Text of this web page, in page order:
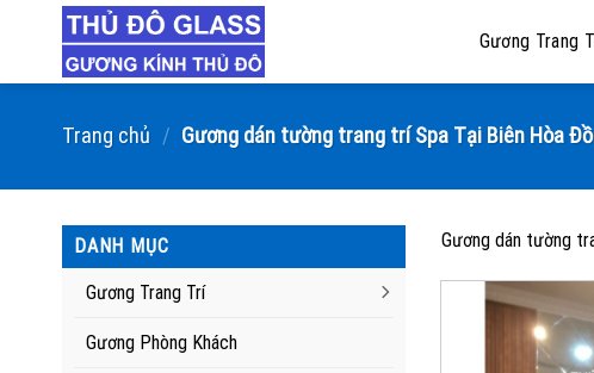
Gương Trang
Trang chủ / Gương dán tường trang trí Spa Tại Biên Hòa
DANH MỤC
Gương Trang Trí
Gương Phòng Khách
Gương dán tường